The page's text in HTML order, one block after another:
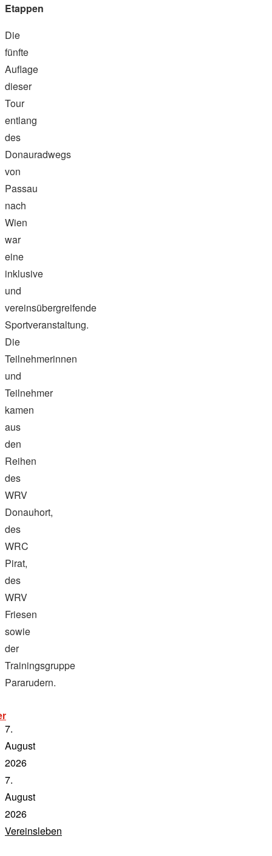
Etappen
Die
fünfte
Auflage
dieser
Tour
entlang
des
Donauradwegs
von
Passau
nach
Wien
war
eine
inklusive
und
vereinsübergreifende
Sportveranstaltung.
Die
Teilnehmerinnen
und
Teilnehmer
kamen
aus
den
Reihen
des
WRV
Donauhort,
des
WRC
Pirat,
des
WRV
Friesen
sowie
der
Trainingsgruppe
Pararudern.
„donauhort
/
pirat
/
friesen
cyclassics
7.
August
2026
7.
August
2026
Vereinsleben